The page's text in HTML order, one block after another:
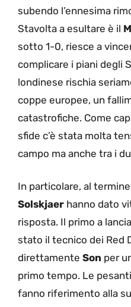
subendo l’ennesima
Stavolta a esultare è il
sotto 1-0, riesce a
complicare i piani degli
londinese rischia
coppe europee, un
catastrofiche. Come
sfide c’è stata molta
campo ma anche tra i
In particolare, al
Solskjaer hanno dato
risposta. Il primo a
stato il tecnico dei Red
direttamente Son per
primo tempo. Le
fanno riferimento alla